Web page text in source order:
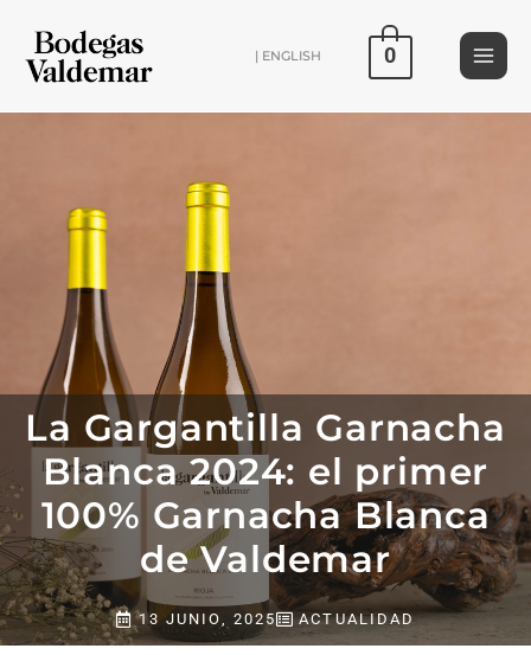
contenido
| ENGLISH 0
La Gargantilla Garnacha
Blanca 2024: el primer
100% Garnacha Blanca
de Valdemar
13 JUNIO, 2025 ACTUALIDAD